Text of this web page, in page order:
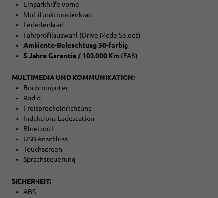
Einparkhilfe vorne
Multifunktionslenkrad
Lederlenkrad
Fahrprofilauswahl (Drive Mode Select)
Ambiente-Beleuchtung 30-farbig
5 Jahre Garantie / 100.000 Km (EA8)
MULTIMEDIA UND KOMMUNIKATION:
Bordcomputer
Radio
Freisprecheinrichtung
Induktions-Ladestation
Bluetooth
USB Anschluss
Touchscreen
Sprachsteuerung
SICHERHEIT:
ABS